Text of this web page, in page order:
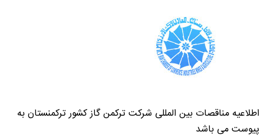
اطلاعیه مناقصات بین المللی شرکت ترکمن گاز کشور ترکمنستان به
پیوست می باشد